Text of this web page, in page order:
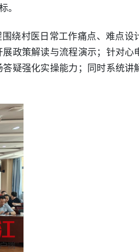
。
绕村医日常工作痛点、难点设
政策解读与流程演示；针对心
疑强化实操能力；同时系统讲